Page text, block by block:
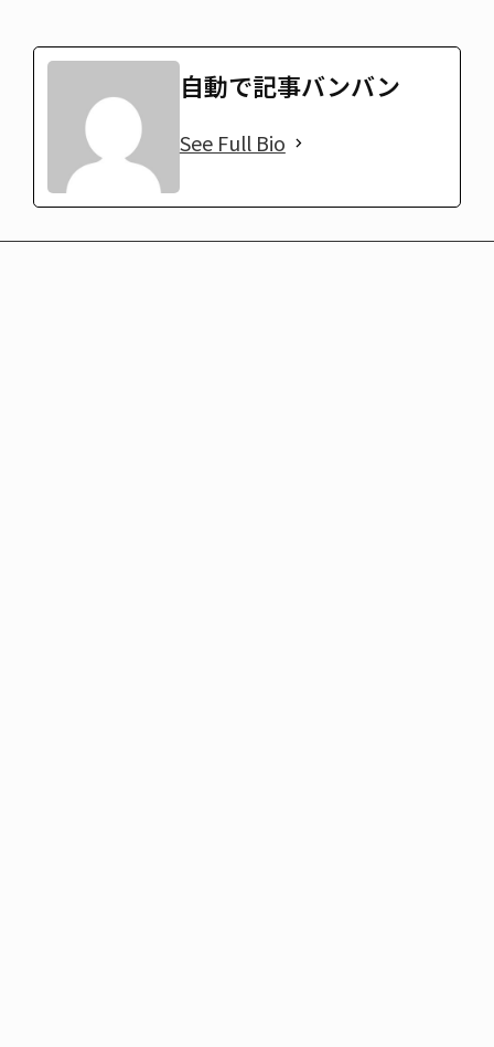
自動で記事バンバン
See Full Bio